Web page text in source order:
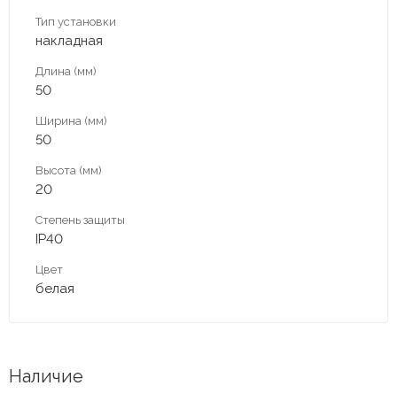
Тип установки
накладная
Длина (мм)
50
Ширина (мм)
50
Высота (мм)
20
Степень защиты
IP40
Цвет
белая
Наличие